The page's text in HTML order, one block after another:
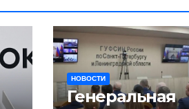
НОВОСТИ
Генеральная